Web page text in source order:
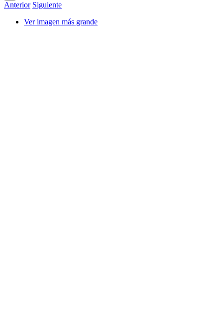
Anterior Siguiente
Ver imagen más grande